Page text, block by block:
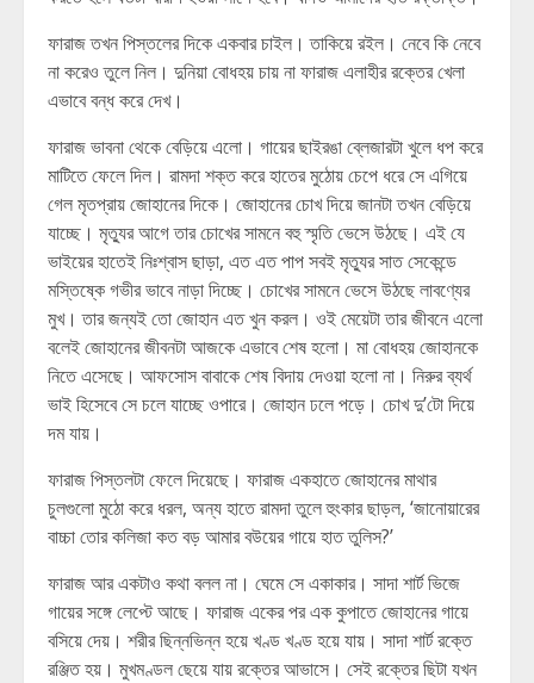
ফারাজ তখন পিস্তলের দিকে একবার চাইল। তাকিয়ে রইল। নেবে কি নেবে
না করেও তুলে নিল। দুনিয়া বোধহয় চায় না ফারাজ এলাহীর রক্তের খেলা
এভাবে বন্ধ করে দেখ।
ফারাজ ভাবনা থেকে বেড়িয়ে এলো। গায়ের ছাইরঙা ব্লেজারটা খুলে ধপ করে
মাটিতে ফেলে দিল। রামদা শক্ত করে হাতের মুঠোয় চেপে ধরে সে এগিয়ে
গেল মৃতপ্রায় জোহানের দিকে। জোহানের চোখ দিয়ে জানটা তখন বেড়িয়ে
যাচ্ছে। মৃত্যুর আগে তার চোখের সামনে বহু স্মৃতি ভেসে উঠছে। এই যে
ভাইয়ের হাতেই নিঃশ্বাস ছাড়া, এত এত পাপ সবই মৃত্যুর সাত সেকেন্ডে
মস্তিষ্কে গভীর ভাবে নাড়া দিচ্ছে। চোখের সামনে ভেসে উঠছে লাবণ্যের
মুখ। তার জন্যই তো জোহান এত খুন করল। ওই মেয়েটা তার জীবনে এলো
বলেই জোহানের জীবনটা আজকে এভাবে শেষ হলো। মা বোধহয় জোহানকে
নিতে এসেছে। আফসোস বাবাকে শেষ বিদায় দেওয়া হলো না। নিরুর ব্যর্থ
ভাই হিসেবে সে চলে যাচ্ছে ওপারে। জোহান ঢলে পড়ে। চোখ দু’টো দিয়ে
দম যায়।
ফারাজ পিস্তলটা ফেলে দিয়েছে। ফারাজ একহাতে জোহানের মাথার
চুলগুলো মুঠো করে ধরল, অন্য হাতে রামদা তুলে হুংকার ছাড়ল, ‘জানোয়ারের
বাচ্চা তোর কলিজা কত বড় আমার বউয়ের গায়ে হাত তুলিস?’
ফারাজ আর একটাও কথা বলল না। ঘেমে সে একাকার। সাদা শার্ট ভিজে
গায়ের সঙ্গে লেপ্টে আছে। ফারাজ একের পর এক কুপাতে জোহানের গায়ে
বসিয়ে দেয়। শরীর ছিন্নভিন্ন হয়ে খণ্ড খণ্ড হয়ে যায়। সাদা শার্ট রক্তে
রঞ্জিত হয়। মুখমণ্ডল ছেয়ে যায় রক্তের আভাসে। সেই রক্তের ছিটা যখন